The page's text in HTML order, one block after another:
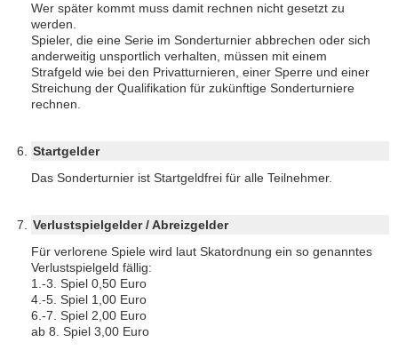
Wer später kommt muss damit rechnen nicht gesetzt zu
werden.
Spieler, die eine Serie im Sonderturnier abbrechen oder sich
anderweitig unsportlich verhalten, müssen mit einem
Strafgeld wie bei den Privatturnieren, einer Sperre und einer
Streichung der Qualifikation für zukünftige Sonderturniere
rechnen.
Startgelder
Das Sonderturnier ist Startgeldfrei für alle Teilnehmer.
Verlustspielgelder / Abreizgelder
Für verlorene Spiele wird laut Skatordnung ein so genanntes
Verlustspielgeld fällig:
1.-3. Spiel 0,50 Euro
4.-5. Spiel 1,00 Euro
6.-7. Spiel 2,00 Euro
ab 8. Spiel 3,00 Euro